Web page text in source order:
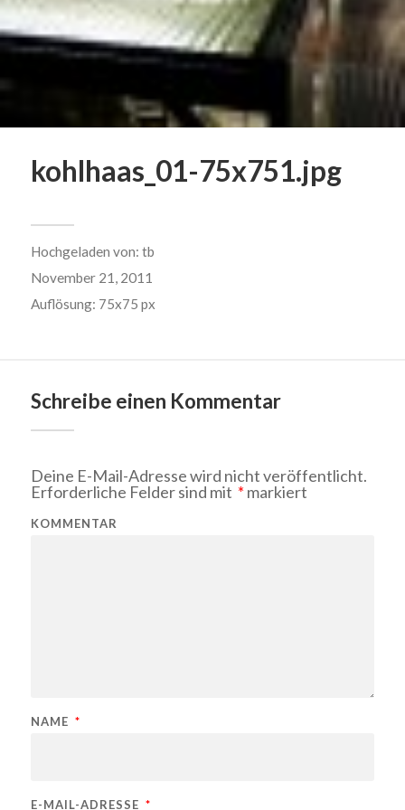
kohlhaas_01-75x751.jpg
Hochgeladen von: tb
November 21, 2011
Auflösung: 75x75 px
Schreibe einen Kommentar
Deine E-Mail-Adresse wird nicht veröffentlicht.
Erforderliche Felder sind mit * markiert
KOMMENTAR
NAME *
E-MAIL-ADRESSE *